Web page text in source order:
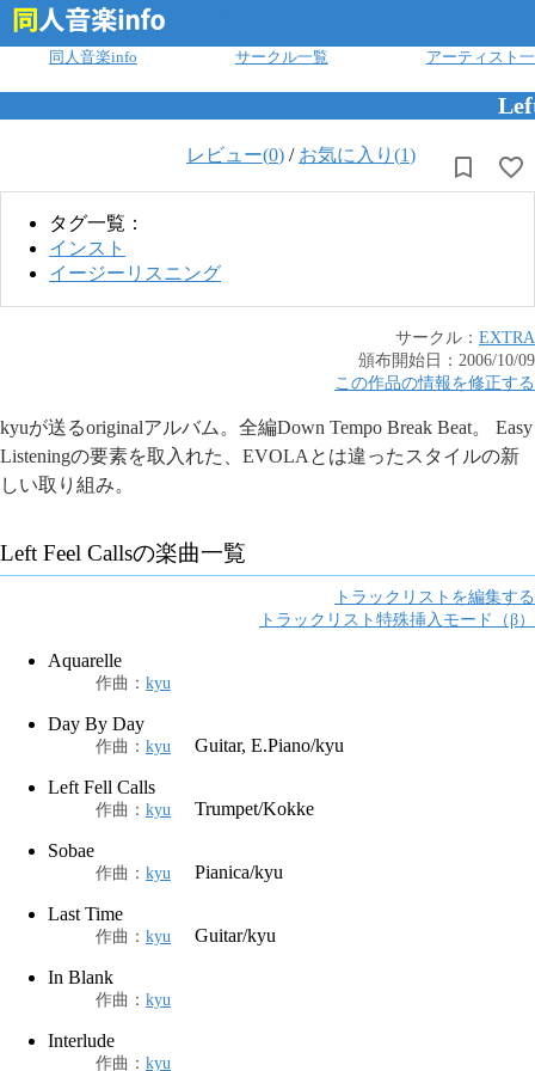
同人音楽info サークル一覧 アーティスト
レビュー(0) / お気に入り(1)
タグ一覧：
インスト
イージーリスニング
サークル： EXTRA
頒布開始日： 2006/10/09
この作品の情報を修正する
kyuが送るoriginalアルバム。全編Down Tempo Break Beat。 Easy
Listeningの要素を取入れた、EVOLAとは違ったスタイルの新
しい取り組み。
Left Feel Callsの楽曲一覧
トラックリストを編集する
トラックリスト特殊挿入モード（β）
Aquarelle
作曲 ： kyu
Day By Day
作曲 ： kyu Guitar, E.Piano/kyu
Left Fell Calls
作曲 ： kyu Trumpet/Kokke
Sobae
作曲 ： kyu Pianica/kyu
Last Time
作曲 ： kyu Guitar/kyu
In Blank
作曲 ： kyu
Interlude
作曲 ： kyu